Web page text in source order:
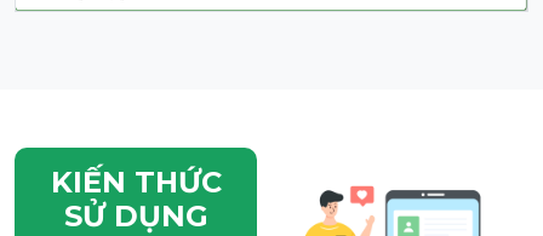
KIẾN THỨC
SỬ DỤNG